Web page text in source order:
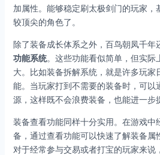
加属性。能够稳定刷太极剑门的玩家，
较顶尖的角色了。
除了装备成长体系之外，百鸟朝凤千年
功能系统。这些功能看似简单，但实际
大。比如装备拆解系统，就是许多玩家
能。当玩家打到不需要的装备时，可以
源，这样既不会浪费装备，也能进一步
装备查看功能同样十分实用。在游戏中
备，通过查看功能可以快速了解装备属
对于经常参与交易或者打宝的玩家来说